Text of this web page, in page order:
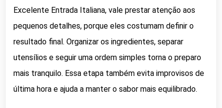
Excelente Entrada Italiana, vale prestar atenção aos
pequenos detalhes, porque eles costumam definir o
resultado final. Organizar os ingredientes, separar
utensílios e seguir uma ordem simples torna o preparo
mais tranquilo. Essa etapa também evita improvisos de
última hora e ajuda a manter o sabor mais equilibrado.